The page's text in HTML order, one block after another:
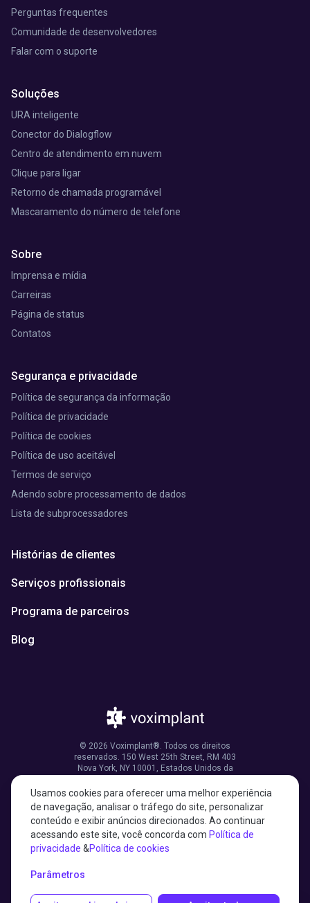
Soluções
URA inteligente
Conector do Dialogflow
Centro de atendimento em nuvem
Clique para ligar
Retorno de chamada programável
Mascaramento do número de telefone
Perguntas frequentes
Comunidade de desenvolvedores
Falar com o suporte
Sobre
Imprensa e mídia
Carreiras
Página de status
Contatos
Segurança e privacidade
Política de segurança da informação
Política de privacidade
Política de cookies
Política de uso aceitável
Termos de serviço
Adendo sobre processamento de dados
Lista de subprocessadores
Histórias de clientes
Serviços profissionais
Programa de parceiros
Blog
© 2026 Voximplant®. Todos os direitos
reservados. 150 West 25th Street, RM 403
Nova York, NY 10001, Estados Unidos da
27001:2022 certified
Usamos cookies para oferecer uma melhor experiência
de navegação, analisar o tráfego do site, personalizar
conteúdo e exibir anúncios direcionados. Ao continuar
acessando este site, você concorda com Política de
privacidade &Política de cookies
Parâmetros